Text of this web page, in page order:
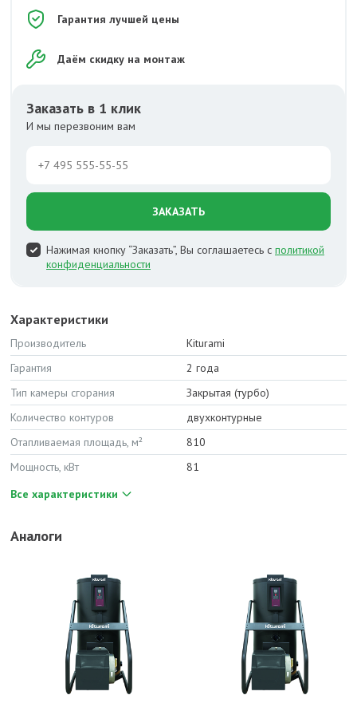
Гарантия лучшей цены
Даём скидку на монтаж
Заказать в 1 клик
И мы перезвоним вам
ЗАКАЗАТЬ
Нажимая кнопку “Заказать”, Вы соглашаетесь с политикой
конфиденциальности
Характеристики
Производитель
Kiturami
Гарантия
2 года
Тип камеры сгорания
Закрытая (турбо)
Количество контуров
двухконтурные
Отапливаемая площадь, м²
810
Мощность, кВт
81
Все характеристики
Аналоги